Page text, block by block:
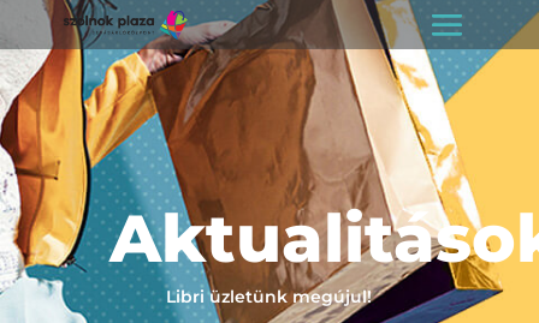
Libri üzletünk megújul!